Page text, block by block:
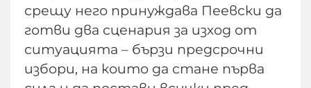
срещу него принуждава Пеевски да
готви два сценария за изход от
ситуацията – бързи предсрочни
избори, на които да стане първа